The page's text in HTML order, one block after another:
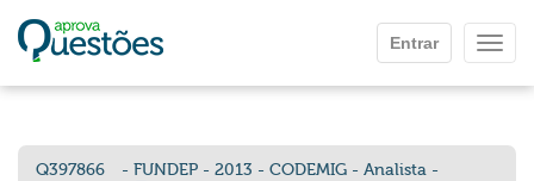
Entrar
Q397866
- FUNDEP - 2013 - CODEMIG - Analista -